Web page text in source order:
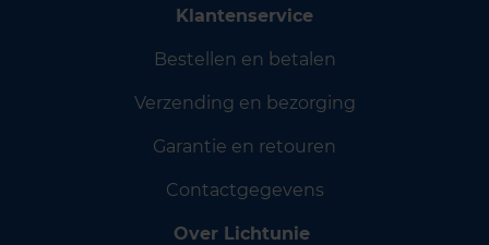
Klantenservice
Bestellen en betalen
Verzending en bezorging
Garantie en retouren
Contactgegevens
Over Lichtunie